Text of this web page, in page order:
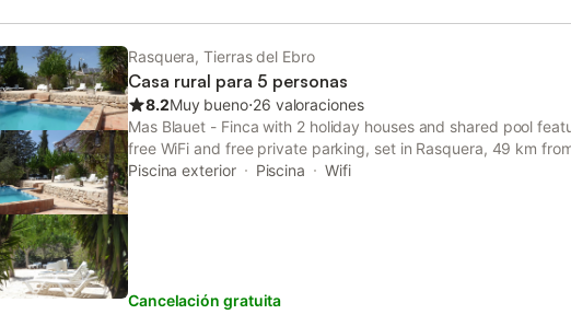
Rasquera, Tierras del Ebro
Casa rural para 5 personas
8.2Muy bueno⋅26 valoraciones
Mas Blauet - Finca with 2 holiday houses and shared pool
free WiFi and free private parking, set in Rasquera, 49 km
There is a private entrance at the holiday home for the
Piscina exterior Piscina Wifi
Cancelación gratuita